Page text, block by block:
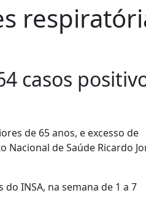
casos
de 65 anos, e excesso de
de Saúde Ricardo
INSA, na semana de 1 a 7